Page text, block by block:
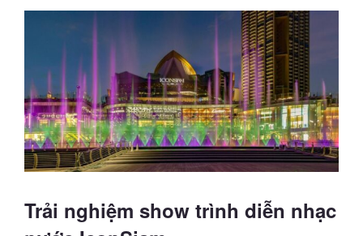
Trải nghiệm show trình diễn nhạc